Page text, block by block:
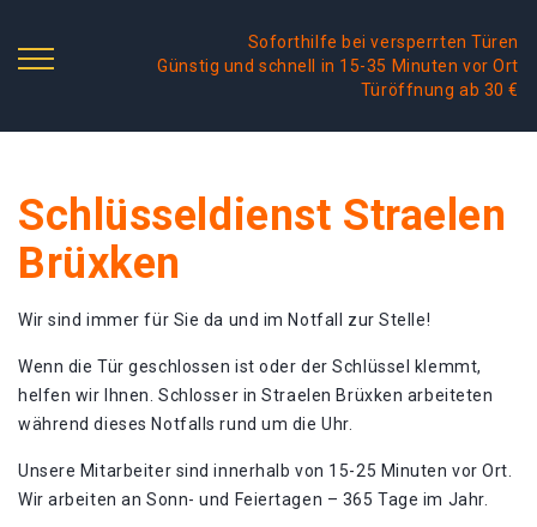
Soforthilfe bei versperrten Türen
Günstig und schnell in 15-35 Minuten vor Ort
Türöffnung ab 30 €
Schlüsseldienst Straelen
Brüxken
Wir sind immer für Sie da und im Notfall zur Stelle!
Wenn die Tür geschlossen ist oder der Schlüssel klemmt,
helfen wir Ihnen. Schlosser in Straelen Brüxken arbeiteten
während dieses Notfalls rund um die Uhr.
Unsere Mitarbeiter sind innerhalb von 15-25 Minuten vor Ort.
Wir arbeiten an Sonn- und Feiertagen – 365 Tage im Jahr.